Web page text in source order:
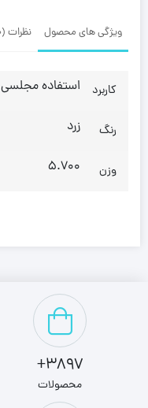
ویژگی های محصول نظرات (0)
کاربرد استفاده مجلسی
رنگ زرد
وزن 5.700
3897+
محصولات